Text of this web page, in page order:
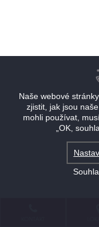
Naše webové
zjistit, jak jsou
mohli používat,
„OK,